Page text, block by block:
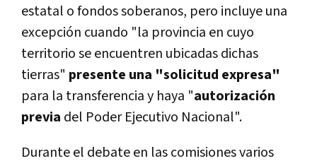
estatal o fondos soberanos, pero incluye una
excepción cuando "la provincia en cuyo
territorio se encuentren ubicadas dichas
tierras" presente una "solicitud expresa"
para la transferencia y haya "autorización
previa del Poder Ejecutivo Nacional".
Durante el debate en las comisiones varios